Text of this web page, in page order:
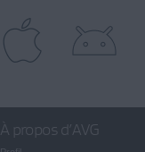
À propos d’AVG